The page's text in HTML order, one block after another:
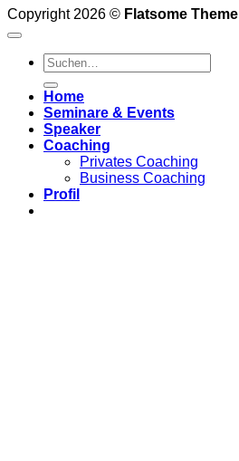
Copyright 2026 © Flatsome Theme
Home
Seminare & Events
Speaker
Coaching
Privates Coaching
Business Coaching
Profil